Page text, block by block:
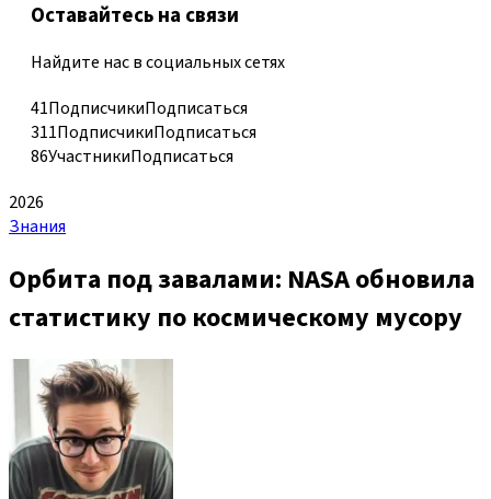
Оставайтесь на связи
Найдите нас в социальных сетях
41ПодписчикиПодписаться
311ПодписчикиПодписаться
86УчастникиПодписаться
2026
Знания
Орбита под завалами: NASA обновила
статистику по космическому мусору